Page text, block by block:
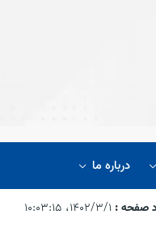
درباره ما
صفحه : ۱۴۰۲/۳/۱،‏ ۱۰:۰۳:۱۵